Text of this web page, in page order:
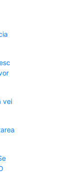
vei